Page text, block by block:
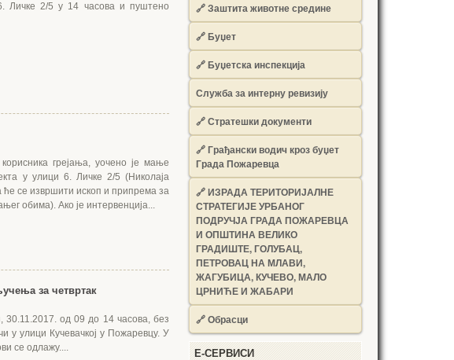
Личке 2/5 у 14 часова и пуштено
грејања, уочено је мање
у улици 6. Личке 2/5 (Николаја
се извршити ископ и припрема за
обима). Ако је интервенција...
за четвртак
30.11.2017. од 09 до 14 часова, без
у улици Кучевачкој у Пожаревцу. У
се одлажу....
🔗Заштита животне средине
🔗Буџет
🔗Буџетска инспекција
Служба за интерну ревизију
🔗Стратешки документи
🔗Грађански водич кроз буџет
Града Пожаревца
🔗ИЗРАДА ТЕРИТОРИЈАЛНЕ
СТРАТЕГИЈЕ УРБАНОГ
ПОДРУЧЈА ГРАДА ПОЖАРЕВЦА
И ОПШТИНА ВЕЛИКО
ГРАДИШТЕ, ГОЛУБАЦ,
ПЕТРОВАЦ НА МЛАВИ,
ЖАГУБИЦА, КУЧЕВО, МАЛО
ЦРНИЋЕ И ЖАБАРИ
🔗Обрасци
Е-СЕРВИСИ